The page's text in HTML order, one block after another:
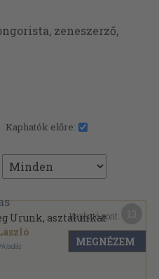
zeneszerző,
Kaphatók előre:
Urunk, asztalunkat
Kapható pont:
MEGNÉZEM